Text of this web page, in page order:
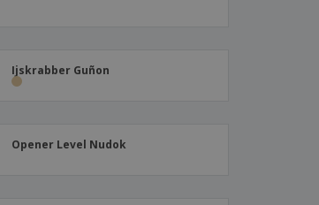
Ijskrabber Guñon
Opener Level Nudok